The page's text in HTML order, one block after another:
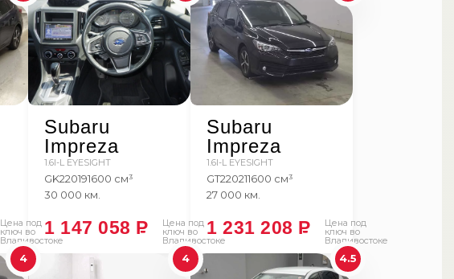
Цена под
ключ во
Владивостоке
Subaru
Impreza
1.6I-L EYESIGHT
GK220191600 см³
30 000 км.
Цена под
ключ во
Владивостоке
1 147 058 P
Subaru
Impreza
1.6I-L EYESIGHT
GT220211600 см³
27 000 км.
Цена под
ключ во
Владивостоке
1 231 208 P
4 4 4.5